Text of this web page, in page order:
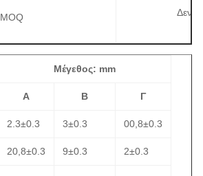
MOQ Δεν
Μέγεθος: mm
Α Β Γ
2.3±0.3 3±0.3 00,8±0.3
20,8±0.3 9±0.3 2±0.3